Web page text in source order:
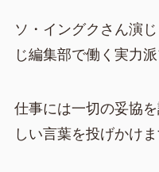
ソ・イングクさん演
じ編集部で働く実力
仕事には一切の妥協
しい言葉を投げかけま